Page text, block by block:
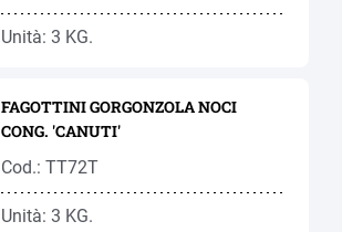
Unità: 3 KG.
FAGOTTINI GORGONZOLA NOCI
CONG. 'CANUTI'
Cod.: TT72T
Unità: 3 KG.